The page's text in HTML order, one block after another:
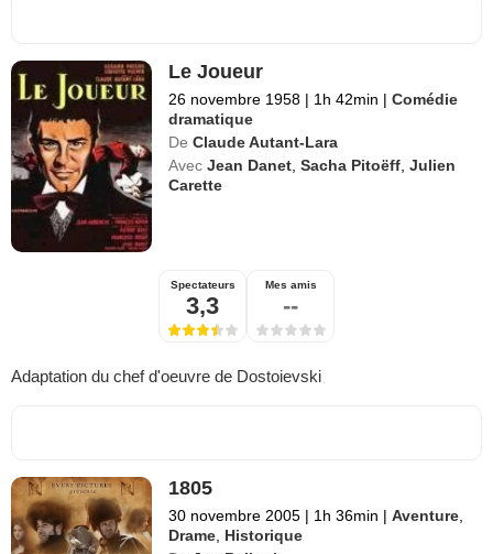
Le Joueur
26 novembre 1958 | 1h 42min | Comédie
dramatique
De Claude Autant-Lara
Avec Jean Danet ,Sacha Pitoëff ,Julien
Carette
Spectateurs
3,3
Mes amis
--
Adaptation du chef d'oeuvre de Dostoievski
1805
30 novembre 2005 | 1h 36min | Aventure
Drame Historique